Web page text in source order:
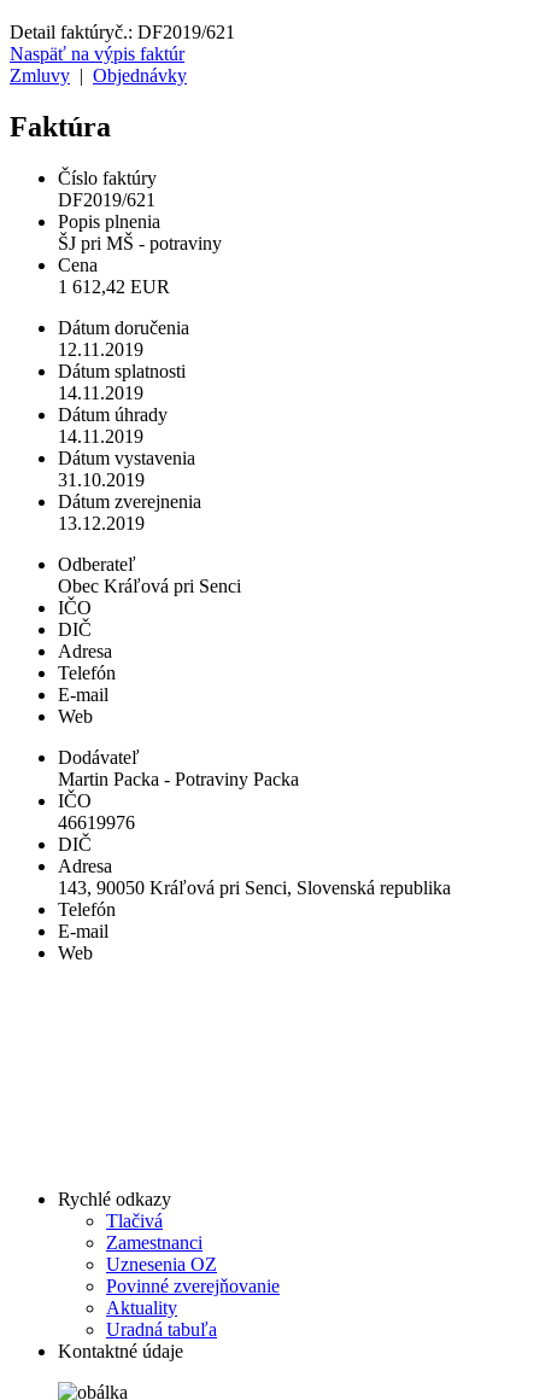
Detail faktúryč.: DF2019/621
Naspäť na výpis faktúr
Zmluvy
Objednávky
Faktúra
Číslo faktúry
DF2019/621
Popis plnenia
ŠJ pri MŠ - potraviny
Cena
1 612,42 EUR
Dátum doručenia
12.11.2019
Dátum splatnosti
14.11.2019
Dátum úhrady
14.11.2019
Dátum vystavenia
31.10.2019
Dátum zverejnenia
13.12.2019
Odberateľ
Obec Kráľová pri Senci
IČO
DIČ
Adresa
Telefón
E-mail
Web
Dodávateľ
Martin Packa - Potraviny Packa
IČO
46619976
DIČ
Adresa
143, 90050 Kráľová pri Senci, Slovenská republika
Telefón
E-mail
Web
Rychlé odkazy
Tlačivá
Zamestnanci
Uznesenia OZ
Povinné zverejňovanie
Aktuality
Uradná tabuľa
Kontaktné údaje